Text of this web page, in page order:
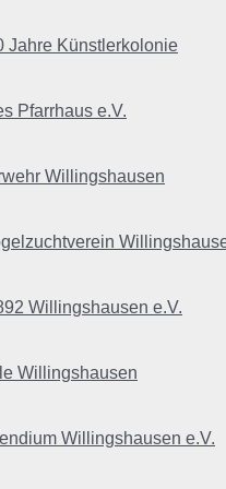
Jahre Künstlerkolonie
Pfarrhaus e.V.
Willingshausen
Willingshausen e.V.
Willingshausen
Willingshausen e.V.